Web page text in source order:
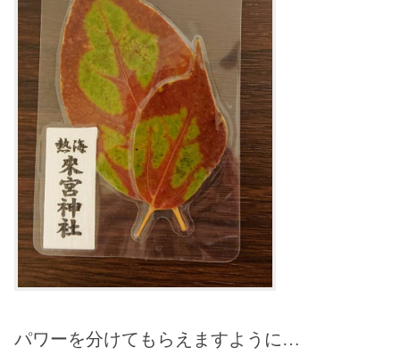
パワーを分けてもらえますように…